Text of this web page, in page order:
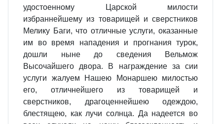
удостоенному Царской милости
избраннейшему из товарищей и сверстников
Мелику Баги, что отличные услуги, оказанные
им во время нападения и прогнания турок,
дошли ныне до сведения Вельмож
Высочайшего двора. В награждение за сии
услуги жалуем Нашею Монаршею милостью
его, отличнейшего из товарищей и
сверстников, драгоценнейшею одеждою,
блестящею, как лучи солнца. Да надеется во